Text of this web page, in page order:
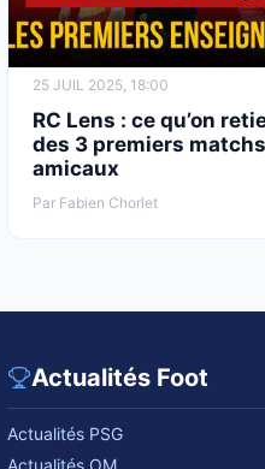
25 JUIL 2025, 18:00
RC Lens : ce qu’on
des 3 premiers matchs
amicaux
Par Fabien Chorlet
Actualités Foot
Actualités PSG